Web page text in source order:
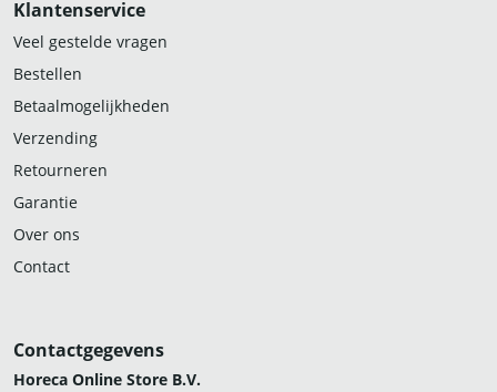
Klantenservice
Veel gestelde vragen
Bestellen
Betaalmogelijkheden
Verzending
Retourneren
Garantie
Over ons
Contact
Contactgegevens
Horeca Online Store B.V.